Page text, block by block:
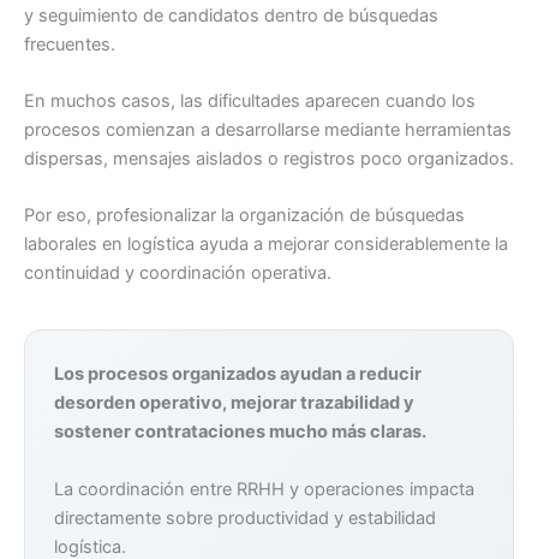
y seguimiento de candidatos dentro de búsquedas
frecuentes.
En muchos casos, las dificultades aparecen cuando los
procesos comienzan a desarrollarse mediante herramientas
dispersas, mensajes aislados o registros poco organizados.
Por eso, profesionalizar la organización de búsquedas
laborales en logística ayuda a mejorar considerablemente la
continuidad y coordinación operativa.
Los procesos organizados ayudan a reducir
desorden operativo, mejorar trazabilidad y
sostener contrataciones mucho más claras.
La coordinación entre RRHH y operaciones impacta
directamente sobre productividad y estabilidad
logística.